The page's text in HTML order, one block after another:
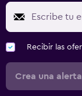
Recibir las
Crea una